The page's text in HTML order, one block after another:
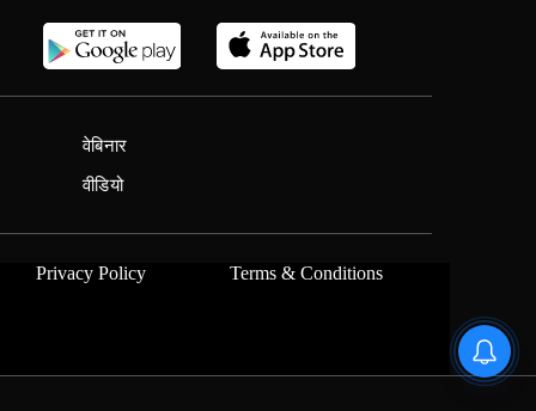
वेबिनार
वीडियो
Privacy Policy Terms & Conditions